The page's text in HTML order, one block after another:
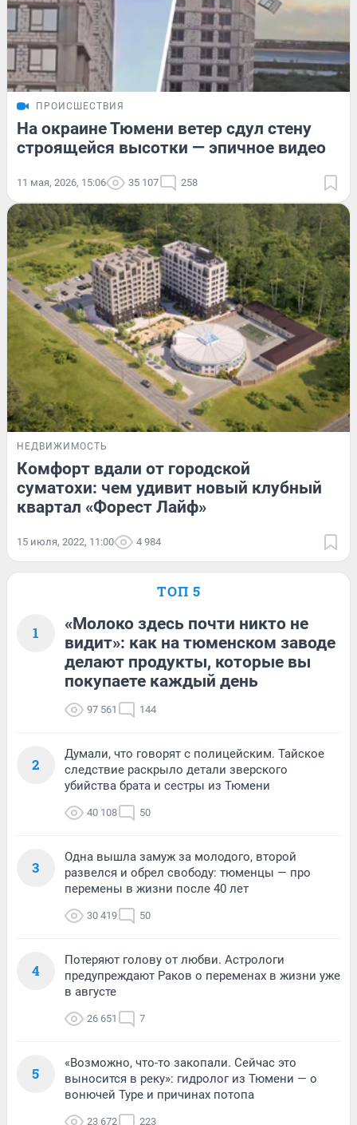
ПРОИСШЕСТВИЯ
На окраине Тюмени ветер сдул стену
строящейся высотки — эпичное видео
11 мая, 2026, 15:06 35 107 258
НЕДВИЖИМОСТЬ
Комфорт вдали от городской
суматохи: чем удивит новый клубный
квартал «Форест Лайф»
15 июля, 2022, 11:00 4 984
ТОП 5
1
«Молоко здесь почти никто не
видит»: как на тюменском заводе
делают продукты, которые вы
покупаете каждый день
97 561 144
2
Думали, что говорят с полицейским. Тайское
следствие раскрыло детали зверского
убийства брата и сестры из Тюмени
40 108 50
3
Одна вышла замуж за молодого, второй
развелся и обрел свободу: тюменцы — про
перемены в жизни после 40 лет
30 419 50
4
Потеряют голову от любви. Астрологи
предупреждают Раков о переменах в жизни уже
в августе
26 651 7
5
«Возможно, что-то закопали. Сейчас это
выносится в реку»: гидролог из Тюмени — о
вонючей Туре и причинах потопа
23 672 223